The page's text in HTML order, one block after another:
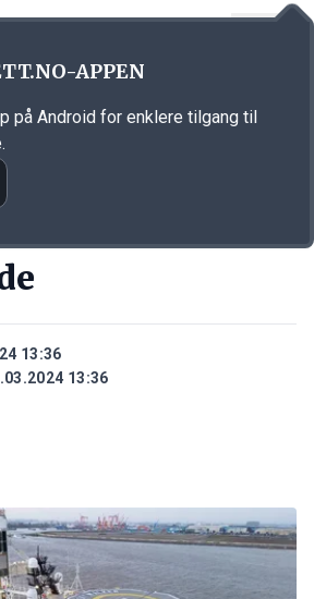
13:36
13:36
APPEN
på Android for enklere tilgang til